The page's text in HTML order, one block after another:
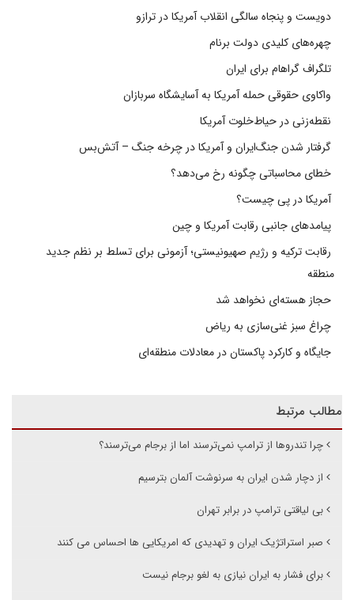
دویست و پنجاه سالگی انقلاب آمریکا در ترازو
چهره‌های کلیدی دولت برنام
تلگراف گراهام برای ایران
واکاوی حقوقی حمله آمریکا به آسایشگاه سربازان
نقطه‌زنی در حیاط‌خلوت آمریکا
گرفتار شدن جنگ‌ایران و آمریکا در چرخه جنگ – آتش‌بس
خطای محاسباتی چگونه رخ می‌دهد؟
آمریکا در پی چیست؟
پیامدهای جانبی رقابت آمریکا و چین
رقابت ترکیه و رژیم صهیونیستی؛ آزمونی برای تسلط بر نظم جدید
منطقه
حجاز هسته‌ای نخواهد شد
چراغ سبز غنی‌سازی به ریاض
جایگاه و کارکرد پاکستان در معادلات منطقه‌ای
مطالب مرتبط
چرا تندروها از ترامپ نمی‌ترسند اما از برجام می‌ترسند؟
از دچار شدن ایران به سرنوشت آلمان بترسیم
بی لیاقتی ترامپ در برابر تهران
صبر استراتژیک ایران و تهدیدی که امریکایی ها احساس می کنند
برای فشار به ایران نیازی به لغو برجام نیست